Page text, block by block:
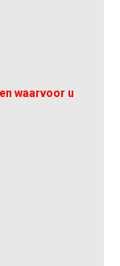
waarvoor u